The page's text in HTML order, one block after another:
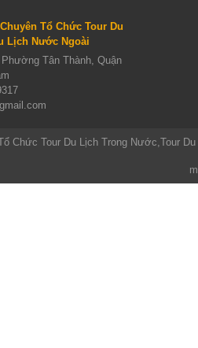
Tổ Chức Tour Du
Lịch Nước Ngoài
Tân Thành, Quận
Chức Tour Du Lịch Trong Nước,Tour